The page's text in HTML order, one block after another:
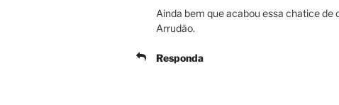
Ainda bem que acabou essa chatice
Arrudão.
Responda